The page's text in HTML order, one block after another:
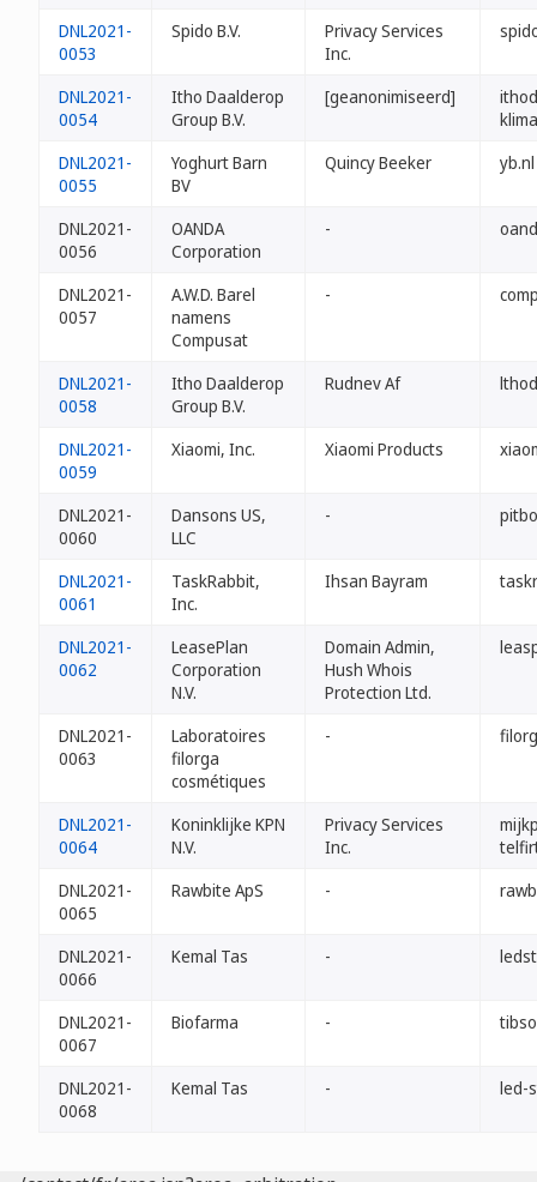
DNL2021-
0053
Spido B.V.
Privacy Services
Inc.
DNL2021-
0054
Itho Daalderop
Group B.V.
[geanonimiseerd]
DNL2021-
0055
Yoghurt Barn
BV
Quincy Beeker yb.nl
DNL2021-
0056
OANDA
Corporation
-
DNL2021-
0057
A.W.D. Barel
namens
Compusat
-
DNL2021-
0058
Itho Daalderop
Group B.V.
Rudnev Af
DNL2021-
0059
Xiaomi, Inc. Xiaomi Products
DNL2021-
0060
Dansons US,
LLC
-
DNL2021-
0061
TaskRabbit,
Inc.
Ihsan Bayram
DNL2021-
0062
LeasePlan
Corporation
N.V.
Domain Admin,
Hush Whois
Protection Ltd.
DNL2021-
0063
Laboratoires
filorga
cosmétiques
-
DNL2021-
0064
Koninklijke KPN
N.V.
Privacy Services
Inc.
DNL2021-
0065
Rawbite ApS -
DNL2021-
0066
Kemal Tas -
DNL2021-
0067
Biofarma -
DNL2021-
0068
Kemal Tas - led-